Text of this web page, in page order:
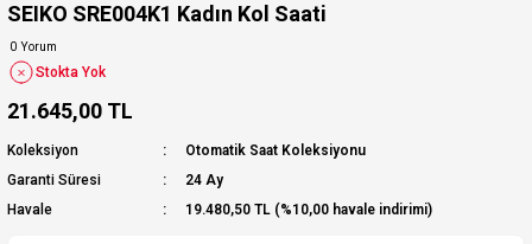
SEIKO SRE004K1 Kadın Kol Saati
0 Yorum
Stokta Yok
21.645,00 TL
Koleksiyon
Otomatik Saat Koleksiyonu
Garanti Süresi
24 Ay
Havale
19.480,50 TL (%10,00 havale indirimi)